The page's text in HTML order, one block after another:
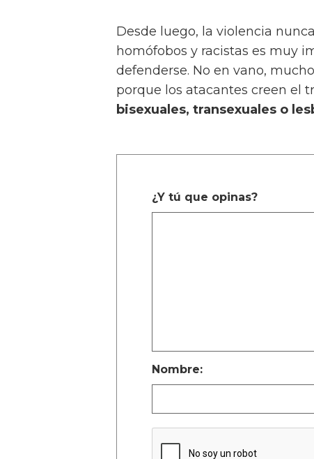
Desde luego, la violencia
homófobos y racistas es muy
defenderse. No en vano,
porque los atacantes creen el
bisexuales, transexuales o
¿Y tú que opinas?
Nombre: